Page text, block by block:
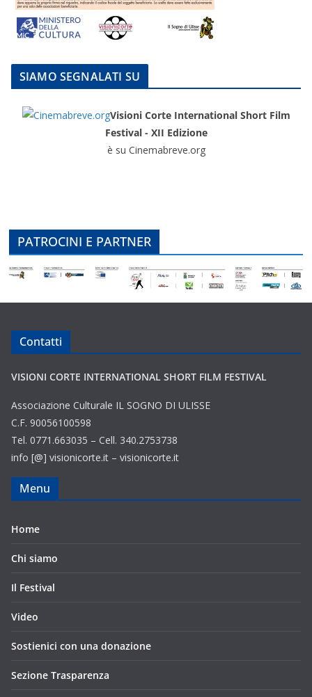
SIAMO SEGNALATI SU
Visioni Corte International Short Film
Festival - XII Edizione
è su Cinemabreve.org
PATROCINI E PARTNER
Contatti
VISIONI CORTE INTERNATIONAL SHORT FILM FESTIVAL
Associazione Culturale IL SOGNO DI ULISSE
C.F. 90056100598
Tel. 0771.663035 – Cell. 340.2753738
info [@] visionicorte.it – visionicorte.it
Menu
Home
Chi siamo
Il Festival
Video
Sostienici con una donazione
Sezione Trasparenza